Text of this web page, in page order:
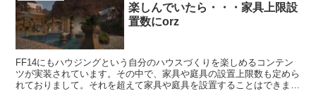
楽しんでいたら・・・家具上限設
置数にorz
FF14にもハウジングという自分のハウスづくりを楽しめるコンテン
ツが実装されています。その中で、家具や庭具の設置上限数も定めら
れておりまして。それを超えて家具や庭具を設置することはできませ